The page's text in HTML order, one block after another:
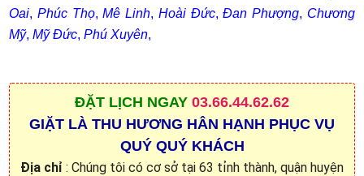
Oai, Phúc Thọ,Mê Linh, Hoài Đức,Đan Phượng, Chương
Mỹ,Mỹ Đức,Phú Xuyên,
ĐẶT LỊCH NGAY 03.66.44.62.62
GIẶT LÀ THU HƯƠNG HÂN HẠNH PHỤC VỤ
QUÝ QUÝ KHÁCH
Địa chỉ : Chúng tôi có cơ sở tại 63 tỉnh thành, quận huyện